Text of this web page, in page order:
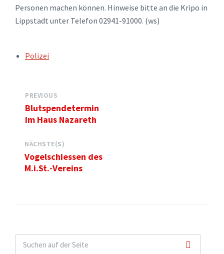
Personen machen können. Hinweise bitte an die Kripo in
Lippstadt unter Telefon 02941-91000. (ws)
TAGS:Polizei
PREVIOUS
Blutspendetermin
im Haus Nazareth
NÄCHSTE(S)
Vogelschiessen des
M.i.St.-Vereins